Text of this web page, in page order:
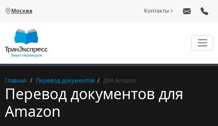
Москва Контакты
Главная Перевод документов Для Amazon
Перевод документов для
Amazon